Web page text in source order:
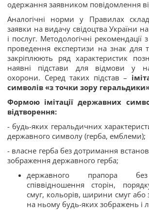
одержання заявником повідомлення
Аналогічні норми у Правилах
заявки на видачу свідоцтва України
і послуг. Методологічні
проведення експертизи на знак для
закріплюють ряд характеристик
наявні підстави для відмови у
охорони. Серед таких підстав –
символів «з точки зору
Формою імітації державних
відтворення:
- будь-яких геральдичних
державного символу (герба, емблеми);
- власне герба без дотримання
зображення державного герба;
державного прапора
співвідношення сторін,
смуг, кольорів, ширини смуг або
на ньому будь-яких зображень і